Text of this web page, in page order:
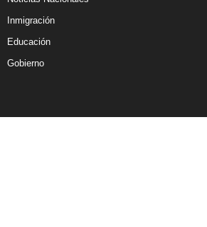
Inmigración
Educación
Gobierno